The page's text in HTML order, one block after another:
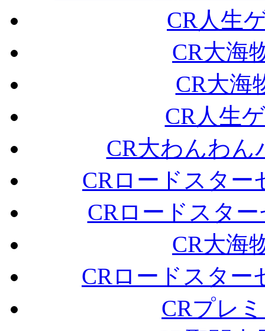
CR人生
CR大海
CR大海
CR人生
CR大わんわん
CRロードスター
CRロードスタ
CR大海
CRロードスター
CRプレ